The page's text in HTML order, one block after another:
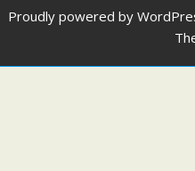
Proudly powered by